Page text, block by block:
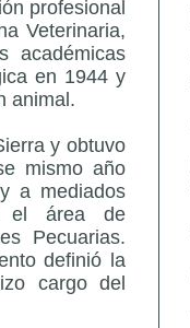
profesional
Veterinaria,
académicas
en 1944 y
animal.
y obtuvo
mismo año
a mediados
el área de
Pecuarias.
definió la
cargo del